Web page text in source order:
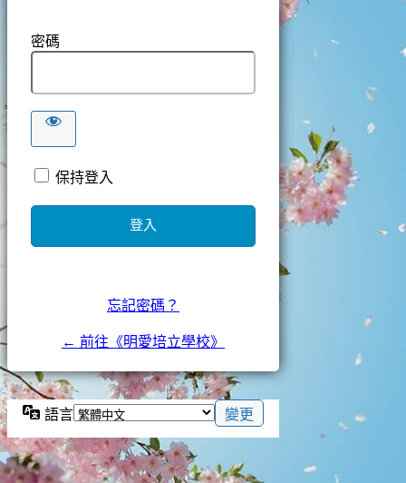
密碼
保持登入
忘記密碼？
← 前往《明愛培立學校》
語言